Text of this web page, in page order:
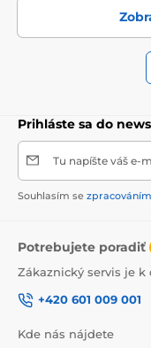
Prihláste sa do
Tu napíšte váš e-
Souhlasím se
Potrebujete poradiť
Zákaznický servis je k
+420 601 009 001
Kde nás nájdete